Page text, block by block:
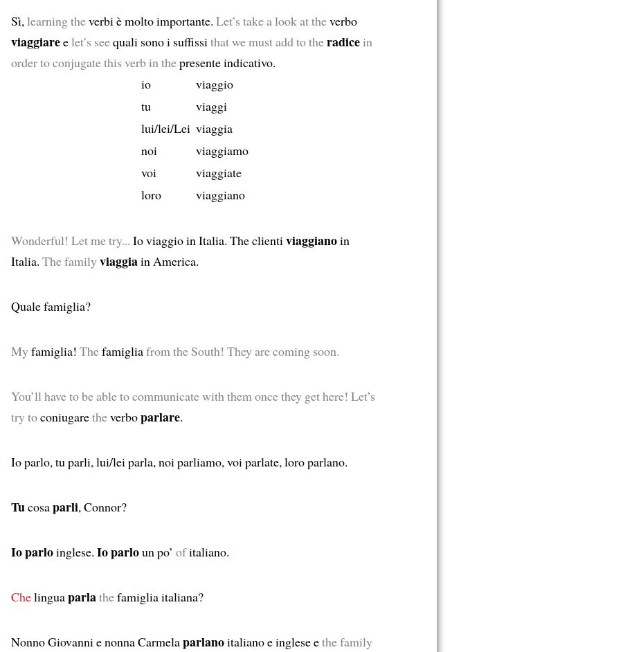
Sì,learning theverbi è molto importante. Let’s take a look at theverbo
viaggiareelet’s seequali sono i suffissithat we must add to theradicein
order to conjugate this verb in thepresente indicativo.
io
viaggio
tu
viaggi
lui/lei/Lei viaggia
noi
viaggiamo
voi
viaggiate
loro
viaggiano
Wonderful! Let me try... Io viaggio in Italia. The clientiviaggianoin
Italia. The familyviaggiain America.
Quale famiglia?
Myfamiglia! Thefamigliafrom the South! They are coming soon.
You’ll have to be able to communicate with them once they get here! Let’s
try toconiugaretheverboparlare.
Io parlo, tu parli, lui/lei parla, noi parliamo, voi parlate, loro parlano.
Tucosaparli, Connor?
Io parloinglese. Io parloun po’ ofitaliano.
Chelinguaparlathefamiglia italiana?
Nonno Giovanni e nonna Carmelaparlanoitaliano e inglese ethe family